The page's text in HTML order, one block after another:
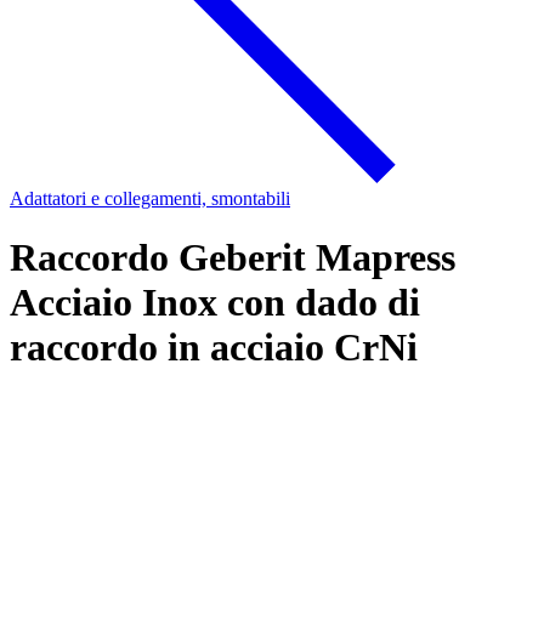
Adattatori e collegamenti, smontabili
Raccordo Geberit Mapress
Acciaio Inox con dado di
raccordo in acciaio CrNi